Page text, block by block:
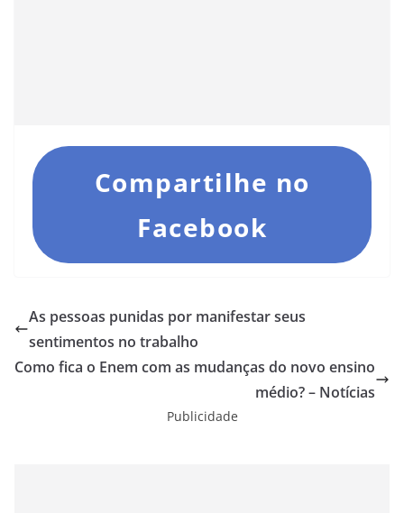
Compartilhe no
Facebook
As pessoas punidas por manifestar seus
sentimentos no trabalho
Como fica o Enem com as mudanças do novo ensino
médio? – Notícias
Publicidade